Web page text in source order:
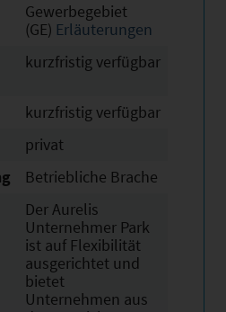
Gewerbegebiet
(GE) Erläuterungen
kurzfristig verfügbar
kurzfristig verfügbar
privat
Betriebliche Brache
Der Aurelis
Unternehmer Park
ist auf Flexibilität
ausgerichtet und
bietet
Unternehmen aus